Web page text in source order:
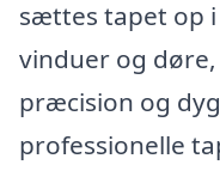
sættes tapet op
vinduer og
præcision og
professionelle